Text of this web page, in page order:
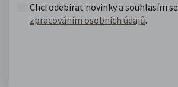
Chci odebírat novinky a souhlasím se
zpracováním osobních údajů.